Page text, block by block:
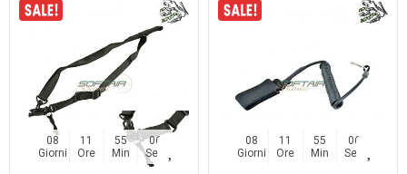
08
Giorni
11
Ore
55
Min
06
Sec
08
Giorni
11
Ore
55
Min
06
Sec